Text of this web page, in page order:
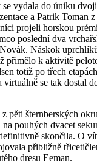
vydala do úniku
a Patrik Toman
projeli horskou
poslední dva
Náskok
přimělo k aktivitě
totiž po třech
virtuálně se tak dostal
pěti šternberských
pouhých dvacet
skončila. O
přibližně
dresu Eeman.